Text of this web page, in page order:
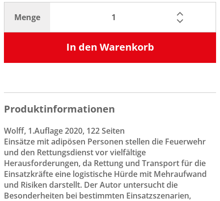
Menge
In den Warenkorb
Produktinformationen
Wolff, 1.Auflage 2020, 122 Seiten
Einsätze mit adipösen Personen stellen die Feuerwehr
und den Rettungsdienst vor vielfältige
Herausforderungen, da Rettung und Transport für die
Einsatzkräfte eine logistische Hürde mit Mehraufwand
und Risiken darstellt. Der Autor untersucht die
Besonderheiten bei bestimmten Einsatzszenarien,